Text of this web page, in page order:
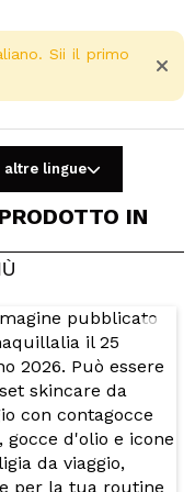
foto
Immaginalo...
Si No
Sii il primo
altre lingue
IN